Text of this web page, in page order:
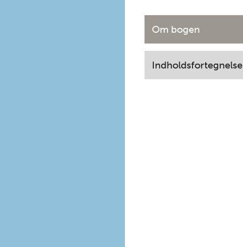
Om bogen
Indholdsfortegnelse